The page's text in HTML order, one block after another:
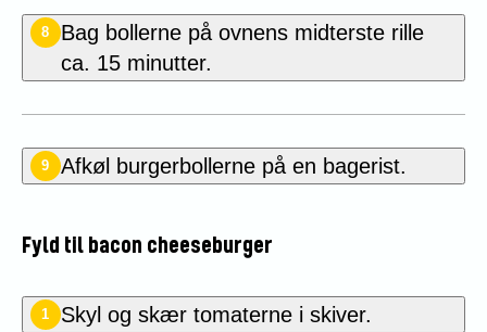
8
Bag bollerne på ovnens midterste rille
ca. 15 minutter.
9 Afkøl burgerbollerne på en bagerist.
Fyld til bacon cheeseburger
1 Skyl og skær tomaterne i skiver.